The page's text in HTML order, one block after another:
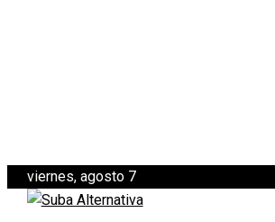
viernes, agosto 7